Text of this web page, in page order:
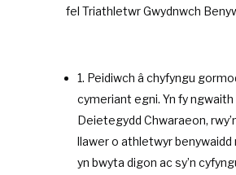
fel Triathletwr Gwydnwch
1. Peidiwch â chyfyngu
cymeriant egni. Yn fy ngwaith
Deietegydd Chwaraeon,
llawer o athletwyr benywaidd
yn bwyta digon ac sy’n